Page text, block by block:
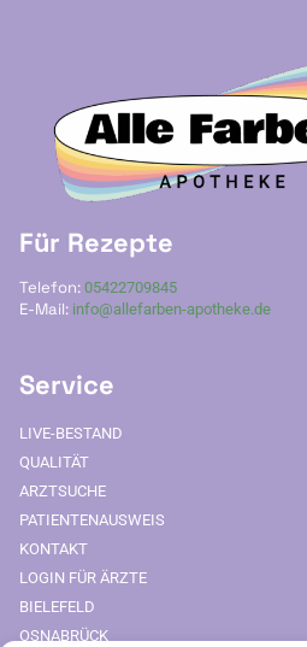
Für Rezepte
Telefon: 05422709845
E-Mail: info@allefarben-apotheke.de
Service
LIVE-BESTAND
QUALITÄT
ARZTSUCHE
PATIENTENAUSWEIS
KONTAKT
LOGIN FÜR ÄRZTE
BIELEFELD
OSNABRÜCK